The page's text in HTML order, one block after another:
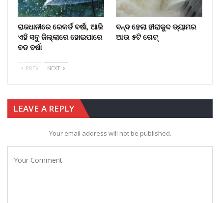
ରାଜଧାନୀରେ ରେକର୍ଡ ବର୍ଷା, ଆଜି
ଏହି ସବୁ ଜିଲ୍ଲାରେ ହୋଇପାରେ
ବଡ ବର୍ଷା
ବନ୍ଦ ହେଲା ହୀରାକୁଦ ଡ୍ୟାମର
ଆଉ ୫ଟି ଗେଟ୍
PREV NEXT
LEAVE A REPLY
Your email address will not be published.